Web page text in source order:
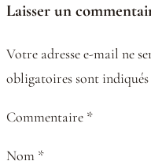
Laisser un
Votre adresse e-mail ne
obligatoires sont indiqués
Commentaire *
Nom *